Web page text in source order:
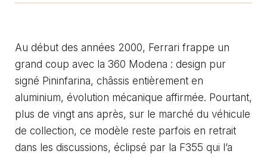
Au début des années 2000, Ferrari frappe un
grand coup avec la 360 Modena : design pur
signé Pininfarina, châssis entièrement en
aluminium, évolution mécanique affirmée. Pourtant,
plus de vingt ans après, sur le marché du véhicule
de collection, ce modèle reste parfois en retrait
dans les discussions, éclipsé par la F355 qui l’a